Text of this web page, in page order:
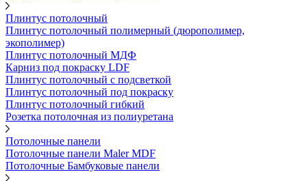
Плинтус потолочный
Плинтус потолочный полимерный (дюрополимер,
экополимер)
Плинтус потолочный МДФ
Карниз под покраску LDF
Плинтус потолочный с подсветкой
Плинтус потолочный под покраску
Плинтус потолочный гибкий
Розетка потолочная из полиуретана
Потолочные панели
Потолочные панели Maler MDF
Потолочные Бамбуковые панели